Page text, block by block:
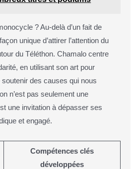
? Au-delà d’un fait de
unique d’attirer l’attention du
du Téléthon. Chamalo centre
en utilisant son art pour
des causes qui nous
n’est pas seulement une
une invitation à dépasser ses
et engagé.
Compétences clés
développées